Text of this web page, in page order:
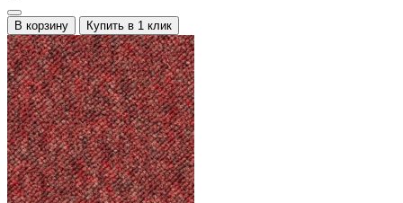
В корзину Купить в 1 клик